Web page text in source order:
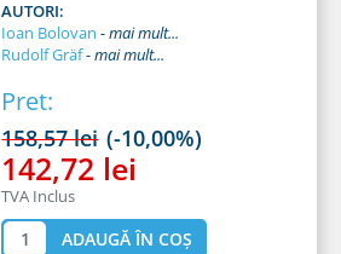
AUTORI:
Ioan Bolovan
Rudolf Gräf
Pret:
158,57 lei (-10,00%)
142,72 lei
TVA Inclus